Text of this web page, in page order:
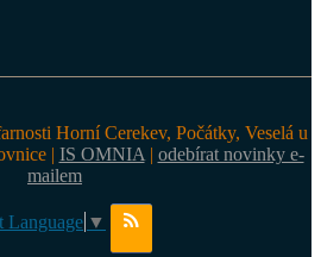
Horní Cerekev, Počátky, Veselá u
| IS OMNIA | odebírat novinky e-
mailem
Language ▼